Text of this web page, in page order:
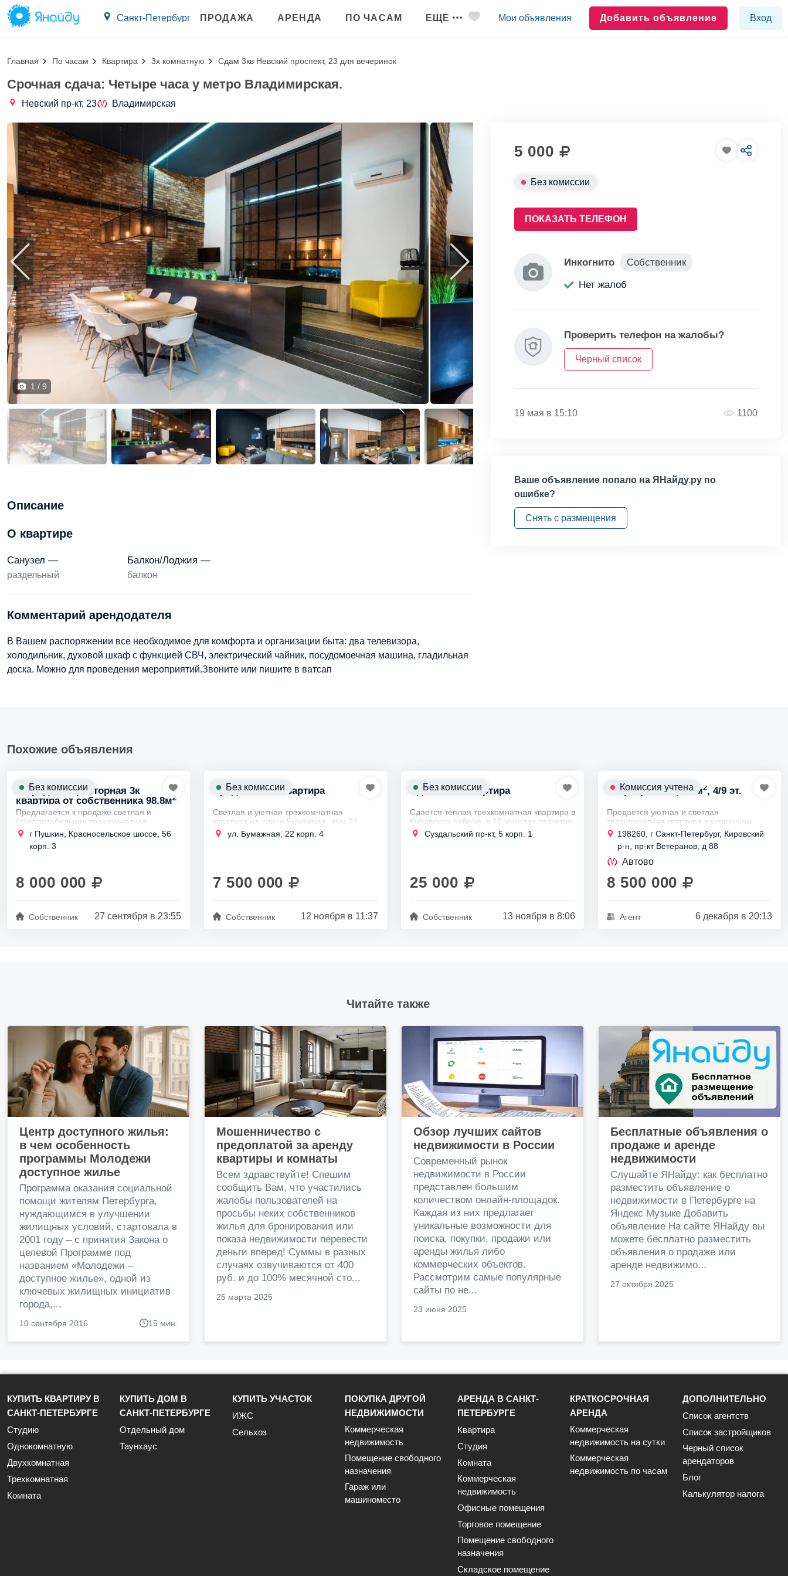
Санкт-Петербург ПРОДАЖА АРЕНДА ПО ЧАСАМ ЕЩЕ Мои объявления Добавить объявление Вход
Главная По часам Квартира 3х комнатную Сдам 3кв Невский проспект, 23 для вечеринок
Срочная сдача: Четыре часа у метро Владимирская.
Невский пр-кт, 23 Владимирская
1 / 9
5 000
Без комиссии
ПОКАЗАТЬ ТЕЛЕФОН
Инкогнито
Собственник
Нет жалоб
Проверить телефон на жалобы?
Черный список
19 мая в 15:10 1100
Ваше объявление попало на ЯНайду.ру по
ошибке?
Снять с размещения
Описание
О квартире
Санузел —
раздельный
Балкон/Лоджия —
балкон
Комментарий арендодателя
В Вашем распоряжении все необходимое для комфорта и организации быта: два телевизора,
холодильник, духовой шкаф с функцией СВЧ, электрический чайник, посудомоечная машина, гладильная
доска. Можно для проведения мероприятий.Звоните или пишите в ватсап
Похожие объявления
В продаже просторная 3к
квартира от собственника 98,8м2
Предлагается к продаже светлая и
комфортабельная трехкомнатная
квартира, расположенная в спокойном
районе Кировского района. Всего в десяти
минутах на...
г Пушкин, Красносельское шоссе, 56
корп. 3
8 000 000
Собственник 27 сентября в 23:55
Без комиссии Продается 3к квартира
Светлая и уютная трехкомнатная
квартира на улице Бумажная, дом 22,
корпус 4, продается от владельца.
ул. Бумажная, 22 корп. 4
7 500 000
Собственник 12 ноября в 11:37
Без комиссии Сдается 3к квартира
Сдается теплая трехкомнатная квартира в
Кировском районе, в 10 минутах от метро
Проспект Просвещения.
Подходит для семей с детьми, без
Суздальский пр-кт, 5 корп. 1
25 000
Собственник 13 ноября в 8:06
Без комиссии Квартира 3х к., 60 м2, 4/9 эт.
Продается уютная и светлая
трехкомнатная квартира в кирпичном
доме, расположенном всего в нескольких
минутах от станции метро Проспект
Ветеранов.
Она находится...
198260, г Санкт-Петербург, Кировский
р-н, пр-кт Ветеранов, д 88
Автово
8 500 000
Агент 6 декабря в 20:13
Комиссия учтена
Читайте также
Центр доступного жилья:
в чем особенность
программы Молодежи
доступное жилье
Программа оказания социальной
помощи жителям Петербурга,
нуждающимся в улучшении
жилищных условий, стартовала в
2001 году – с принятия Закона о
целевой Программе под
названием «Молодежи –
доступное жилье», одной из
ключевых жилищных инициатив
города,...
10 сентября 2016 15 мин.
Мошенничество с
предоплатой за аренду
квартиры и комнаты
Всем здравствуйте! Спешим
сообщить Вам, что участились
жалобы пользователей на
просьбы неких собственников
жилья для бронирования или
показа недвижимости перевести
деньги вперед! Суммы в разных
случаях озвучиваются от 400
руб. и до 100% месячной сто...
25 марта 2025
Обзор лучших сайтов
недвижимости в России
Современный рынок
недвижимости в России
представлен большим
количеством онлайн-площадок.
Каждая из них предлагает
уникальные возможности для
поиска, покупки, продажи или
аренды жилья либо
коммерческих объектов.
Рассмотрим самые популярные
сайты по не...
23 июня 2025
Бесплатные объявления о
продаже и аренде
недвижимости
Слушайте ЯНайду: как бесплатно
разместить объявление о
недвижимости в Петербурге на
Яндекс Музыке Добавить
объявление На сайте ЯНайду вы
можете бесплатно разместить
объявления о продаже или
аренде недвижимо...
27 октября 2025
КУПИТЬ КВАРТИРУ В
САНКТ-ПЕТЕРБУРГЕ
Студию
Однокомнатную
Двухкомнатная
Трехкомнатная
Комната
КУПИТЬ ДОМ В
САНКТ-ПЕТЕРБУРГЕ
Отдельный дом
Таунхаус
КУПИТЬ УЧАСТОК
ИЖС
Сельхоз
ПОКУПКА ДРУГОЙ
НЕДВИЖИМОСТИ
Коммерческая
недвижимость
Помещение свободного
назначения
Гараж или
машиноместо
АРЕНДА В САНКТ-
ПЕТЕРБУРГЕ
Квартира
Студия
Комната
Коммерческая
недвижимость
Офисные помещения
Торговое помещение
Помещение свободного
назначения
Складское помещение
КРАТКОСРОЧНАЯ
АРЕНДА
Коммерческая
недвижимость на сутки
Коммерческая
недвижимость по часам
ДОПОЛНИТЕЛЬНО
Список агентств
Список застройщиков
Черный список
арендаторов
Блог
Калькулятор налога